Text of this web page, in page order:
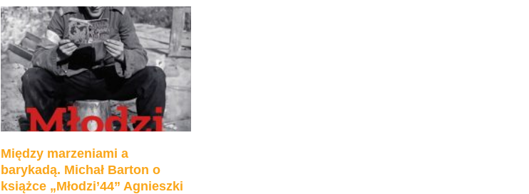
Między marzeniami a
barykadą. Michał Barton o
książce „Młodzi’44” Agnieszki